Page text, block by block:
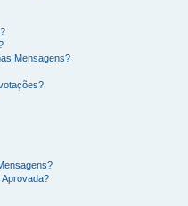
Mensagens?